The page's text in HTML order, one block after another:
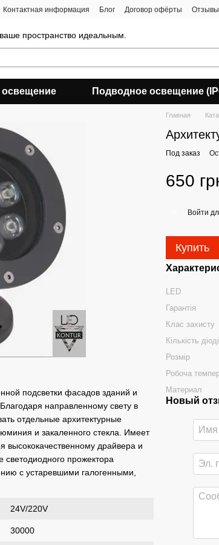
Контактная информация Блог Договор офёрты Отзывы
пространство идеальным.
Подводное освещение
подсветки фасадов зданий и
направленному свету в
отдельные архитектурные
и закаленного стекла. Имеет
высококачественному драйвера и
прожектора
с устаревшими галогенными,
24V/220V
30000
Главная
Под заказ
650
Войти
Купить
LED
Гарантія
Клас захисту
Кількість
Розмір
Робоча
Материал
Новый